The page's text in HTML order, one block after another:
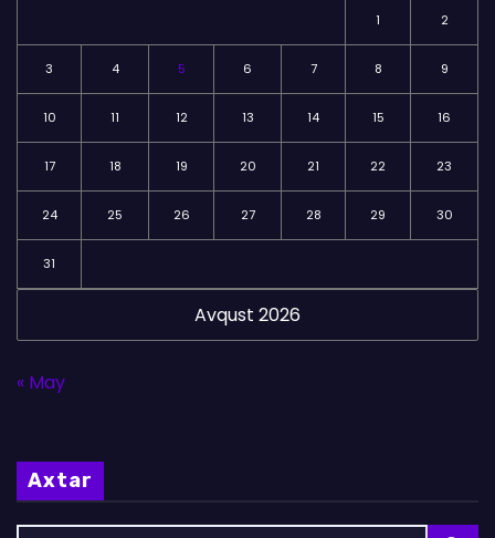
Avqust 2026
1 2
3 4 5 6 7 8 9
10 11 12 13 14 15 16
17 18 19 20 21 22 23
24 25 26 27 28 29 30
31
« May
Axtar